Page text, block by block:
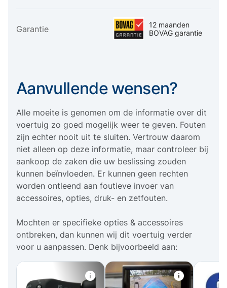
Garantie
12 maanden
BOVAG garantie
Aanvullende wensen?
Alle moeite is genomen om de informatie over dit
voertuig zo goed mogelijk weer te geven. Fouten
zijn echter nooit uit te sluiten. Vertrouw daarom
niet alleen op deze informatie, maar controleer bij
aankoop de zaken die uw beslissing zouden
kunnen beïnvloeden. Er kunnen geen rechten
worden ontleend aan foutieve invoer van
accessoires, opties, druk- en zetfouten.
Mochten er specifieke opties & accessoires
ontbreken, dan kunnen wij dit voertuig verder
voor u aanpassen. Denk bijvoorbeeld aan: